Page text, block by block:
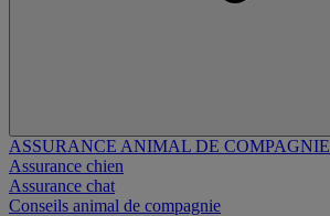
ASSURANCE ANIMAL DE COMPAGNIE
Assurance chien
Assurance chat
Conseils animal de compagnie